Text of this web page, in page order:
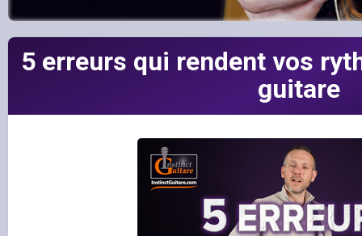
5 erreurs qui rendent vos
guitare